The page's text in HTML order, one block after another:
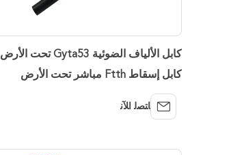
كابل الألياف الضوئية Gyta53 تحت الأرض
كابل إسقاط Ftth مباشر تحت الأرض
ﺎﺘﺼﻟ ﺍﻶﻧ